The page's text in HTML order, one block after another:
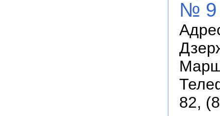
№ 9
82,